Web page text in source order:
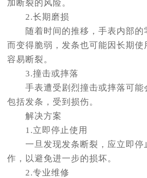
加断裂的风险。
2.长期磨损
随着时间的推移，手表内部的
而变得脆弱，发条也可能因长期使
容易断裂。
3.撞击或摔落
手表遭受剧烈撞击或摔落可能
包括发条，受到损伤。
解决方案
1.立即停止使用
一旦发现发条断裂，应立即停
作，以避免进一步的损坏。
2.专业维修